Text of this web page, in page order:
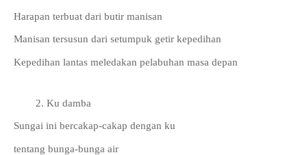
Harapan terbuat dari butir manisan
Manisan tersusun dari setumpuk getir kepedihan
Kepedihan lantas meledakan pelabuhan masa depan
Ku damba
Sungai ini bercakap-cakap dengan ku
tentang bunga-bunga air